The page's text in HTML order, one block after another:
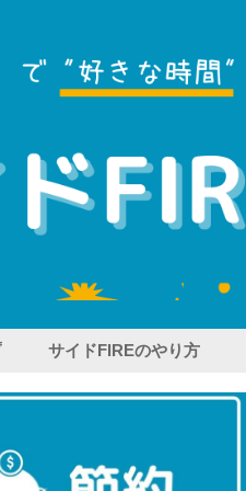
サイドFIREのやり方